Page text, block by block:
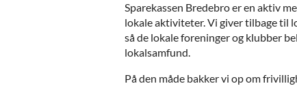
Sparekassen Bredebro er en aktiv
lokale aktiviteter. Vi giver tilbage til
så de lokale foreninger og klubber
lokalsamfund.
På den måde bakker vi op om